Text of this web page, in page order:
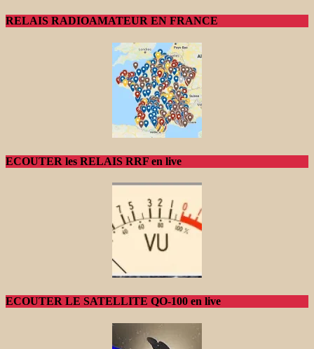
RELAIS RADIOAMATEUR EN FRANCE
ECOUTER les RELAIS RRF en live
ECOUTER LE SATELLITE QO-100 en live